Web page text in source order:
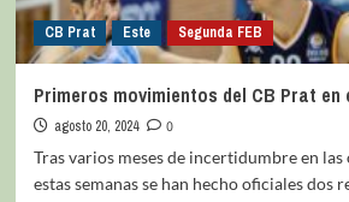
CB Prat Este Segunda FEB
Primeros movimientos del CB Prat en
agosto 20, 2024
0
Tras varios meses de incertidumbre en
estas semanas se han hecho oficiales dos